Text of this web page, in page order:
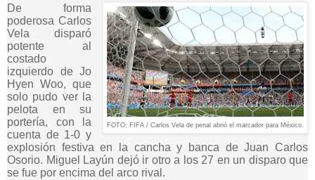
FOTO: FIFA / Carlos Vela de penal abrió el marcador para México.
De forma
poderosa Carlos
Vela disparó
potente al
costado
izquierdo de Jo
Hyen Woo, que
solo pudo ver la
pelota en su
portería, con la
cuenta de 1-0 y
explosión festiva en la cancha y banca de Juan Carlos
Osorio. Miguel Layún dejó ir otro a los 27 en un disparo que
se fue por encima del arco rival.